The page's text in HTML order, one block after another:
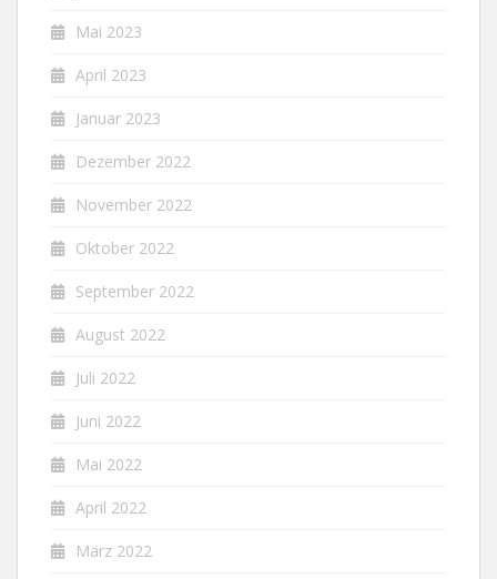
Mai 2023
April 2023
Januar 2023
Dezember 2022
November 2022
Oktober 2022
September 2022
August 2022
Juli 2022
Juni 2022
Mai 2022
April 2022
März 2022